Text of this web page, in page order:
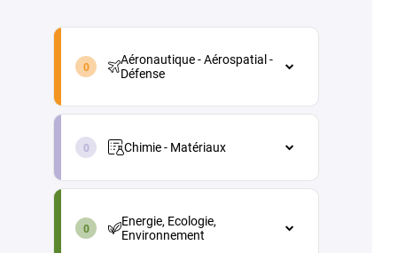
aeronautique-
defense-
Aéronautique - Aérospatial -
Défense
équipements
Matériaux et procédés
chimie-
materiaux-
Chimie - Matériaux
Chimie physique (électrochimie,
thermochimie...)
energie-
environnement-Energie, Ecologie,
Environnement